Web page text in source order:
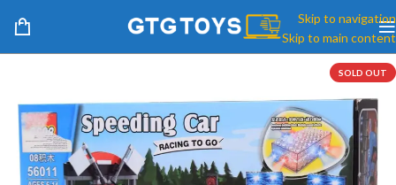
Skip to navigation
Skip to main content
SOLD OUT